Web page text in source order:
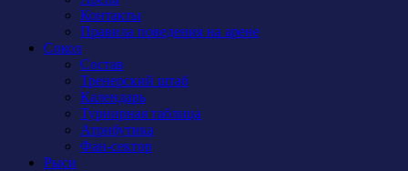
Контакты
Правила поведения на арене
Сокол
Состав
Тренерский штаб
Календарь
Турнирная таблица
Атрибутика
Фан-сектор
Рыси